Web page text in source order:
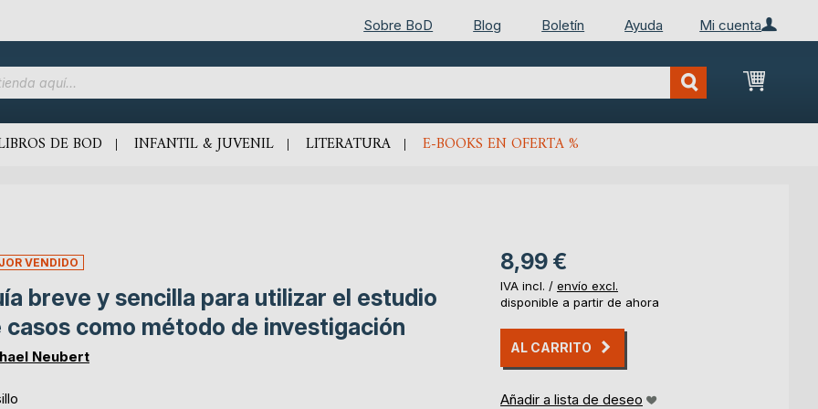
Mi cuenta
Sobre BoD Blog Boletín Ayuda
Mi
DE BOD INFANTIL & JUVENIL LITERATURA E-BOOKS EN OFERTA %
VENDIDO
breve y sencilla para utilizar el estudio
casos como método de investigación
Neubert
8,99 €
IVA incl. / envío excl.
disponible a partir de ahora
AL CARRITO
Añadir a lista de deseo